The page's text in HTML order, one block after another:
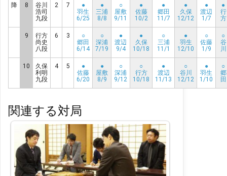
降 8
谷川
浩司
九段
2 7
●
羽生
6/25
●
三浦
8/8
○
屋敷
9/11
●
佐藤
10/2
●
郷田
11/7
●
久保
12/12
●
渡辺
1/7
●
行
方
9
行方
尚史
八段
6 3
○
郷田
6/14
○
深浦
7/19
●
渡辺
9/4
●
久保
10/18
○
三浦
11/1
●
羽生
12/10
○
佐藤
1/9
○
谷
川
10
久保
利明
九段
4 5
●
佐藤
6/20
●
屋敷
8/9
○
深浦
9/12
○
行方
10/18
●
渡辺
11/13
○
谷川
12/12
●
羽生
1/10
○
郷
田
関連する対局